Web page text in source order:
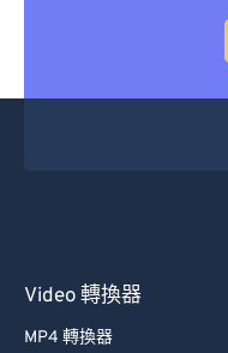
Video 轉換器
MP4 轉換器